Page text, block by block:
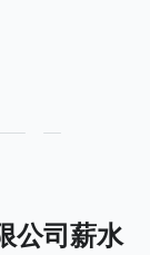
公司薪水